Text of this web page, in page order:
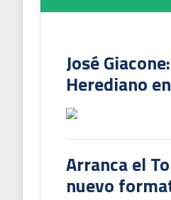
José
Herediano
Arranca el
nuevo